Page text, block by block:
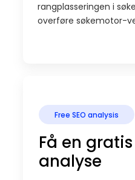
rangplasseringen i
overføre søkemotor-
Free SEO analysis
Få en gratis
analyse